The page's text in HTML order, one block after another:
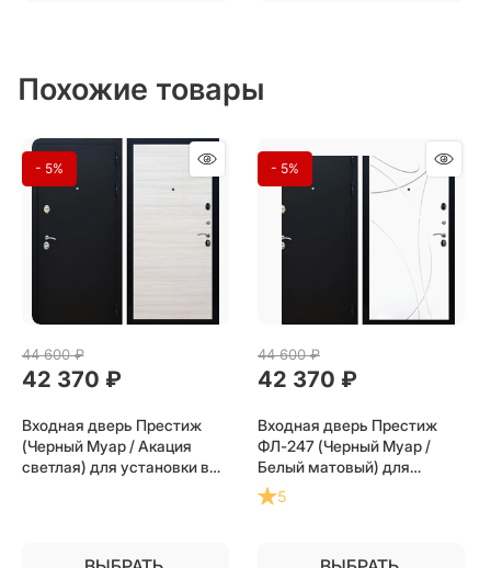
Похожие товары
- 5%
44 600 ₽
42 370 ₽
Входная дверь Престиж
(Черный Муар / Акация
светлая) для установки в
- 5%
44 600 ₽
42 370 ₽
Входная дверь Престиж
ФЛ-247 (Черный Муар /
Белый матовый) для
установки в квартиру
5